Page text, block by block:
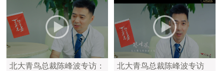
北大青鸟总裁陈峰波专访：
北大青鸟总裁陈峰波专访